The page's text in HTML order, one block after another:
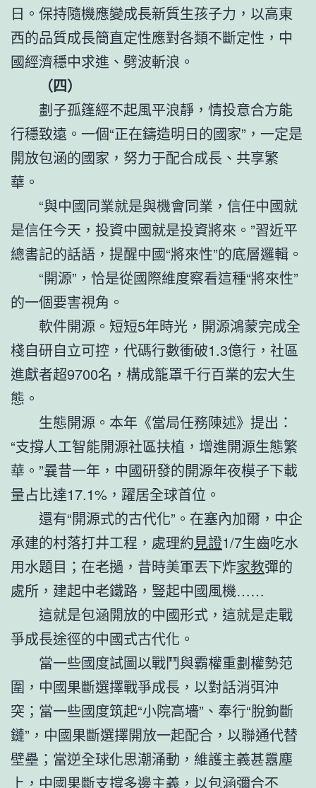
日。保持隨機應變成長新質生孩子力，以高東
西的品質成長簡直定性應對各類不斷定性，中
國經濟穩中求進、劈波斬浪。
（四）
劃子孤篷經不起風平浪靜，情投意合方能
行穩致遠。一個“正在鑄造明日的國家”，一定是
開放包涵的國家，努力于配合成長、共享繁
華。
“與中國同業就是與機會同業，信任中國就
是信任今天，投資中國就是投資將來。”習近平
總書記的話語，提醒中國“將來性”的底層邏輯。
“開源”，恰是從國際維度察看這種“將來性”
的一個要害視角。
軟件開源。短短5年時光，開源鴻蒙完成全
棧自研自立可控，代碼行數衝破1.3億行，社區
進獻者超9700名，構成籠罩千行百業的宏大生
態。
生態開源。本年《當局任務陳述》提出：
“支撐人工智能開源社區扶植，增進開源生態繁
華。”曩昔一年，中國研發的開源年夜模子下載
量占比達17.1%，躍居全球首位。
還有“開源式的古代化”。在塞內加爾，中企
承建的村落打井工程，處理約見證1/7生齒吃水
用水題目；在老撾，昔時美軍丟下炸家教彈的
處所，建起中老鐵路，豎起中國風機……
這就是包涵開放的中國形式，這就是走戰
爭成長途徑的中國式古代化。
當一些國度試圖以戰鬥與霸權重劃權勢范
圍，中國果斷選擇戰爭成長，以對話消弭沖
突；當一些國度筑起“小院高墻”、奉行“脫鉤斷
鏈”，中國果斷選擇開放一起配合，以聯通代替
壁壘；當逆全球化思潮涌動，維護主義甚囂塵
上，中國果斷支撐多邊主義，以包涵彌合不